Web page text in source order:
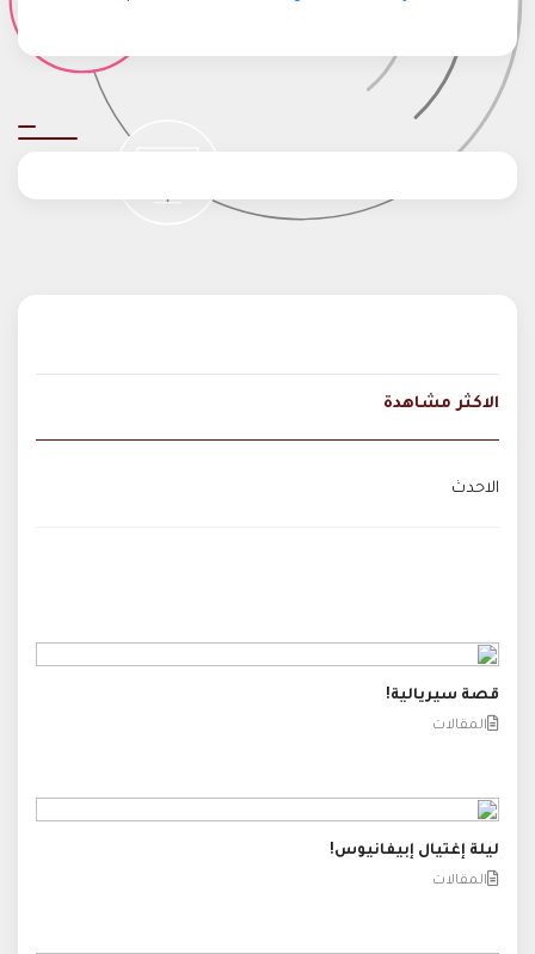
الاكثر مشاهدة
الاحدث
قصة سيريالية!
المقالات
ليلة إغتيال إبيفانيوس!
المقالات